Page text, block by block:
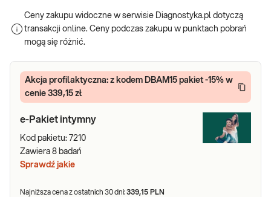
zakażenie wirusem HPV i HIV. Nieleczone mogą prowadzić do
niepłodności, przewlekłych stanów zapalnych, a nawet
nowotworów (HPV utożsamiany jest z rakiem szyjki macicy u
i leczenie są kluczowe dla ochrony zdrowia własnego i partnera.
Badania na choroby weneryczne – jakie
wybrać?
Kategoria – Infekcje intymne uwzględnia szeroką gamę pakietów
badań, dedykowanych zarówno Panom i Paniom. Wśród nich
znajdziesz badania w kierunku zakażeniom wirusowym – HIV,
chlamydiozy, badania, które możesz wykonać w sposób
Ceny zakupu widoczne w serwisie Diagnostyka.pl dotyczą
transakcji online. Ceny podczas zakupu w punktach pobrań
mogą się różnić.
Akcja profilaktyczna: z kodem DBAM15 pakiet -15% w
cenie 339,15 zł
e-Pakiet intymny
Kod pakietu: 7210
Zawiera 8 badań
Sprawdź jakie
Najniższa cena z ostatnich 30 dni:339,15 PLN